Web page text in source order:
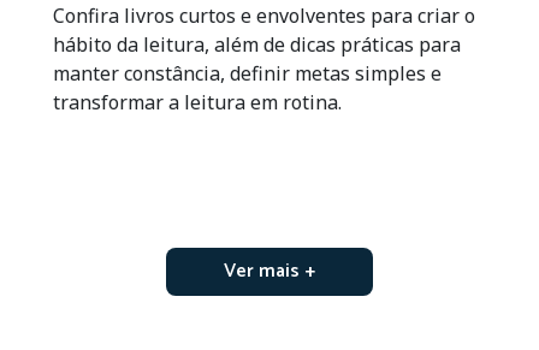
Confira livros curtos e envolventes para criar o
hábito da leitura, além de dicas práticas para
manter constância, definir metas simples e
transformar a leitura em rotina.
Ver mais +